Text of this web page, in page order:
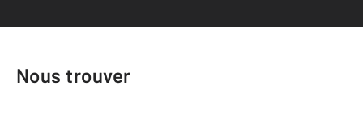
Nous trouver